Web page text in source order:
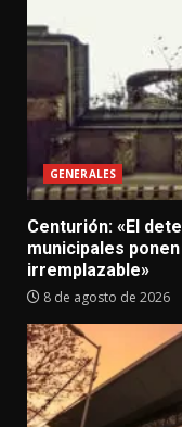
GENERALES
Centurión: «El
municipales
irremplazable»
8 de agosto de 2026